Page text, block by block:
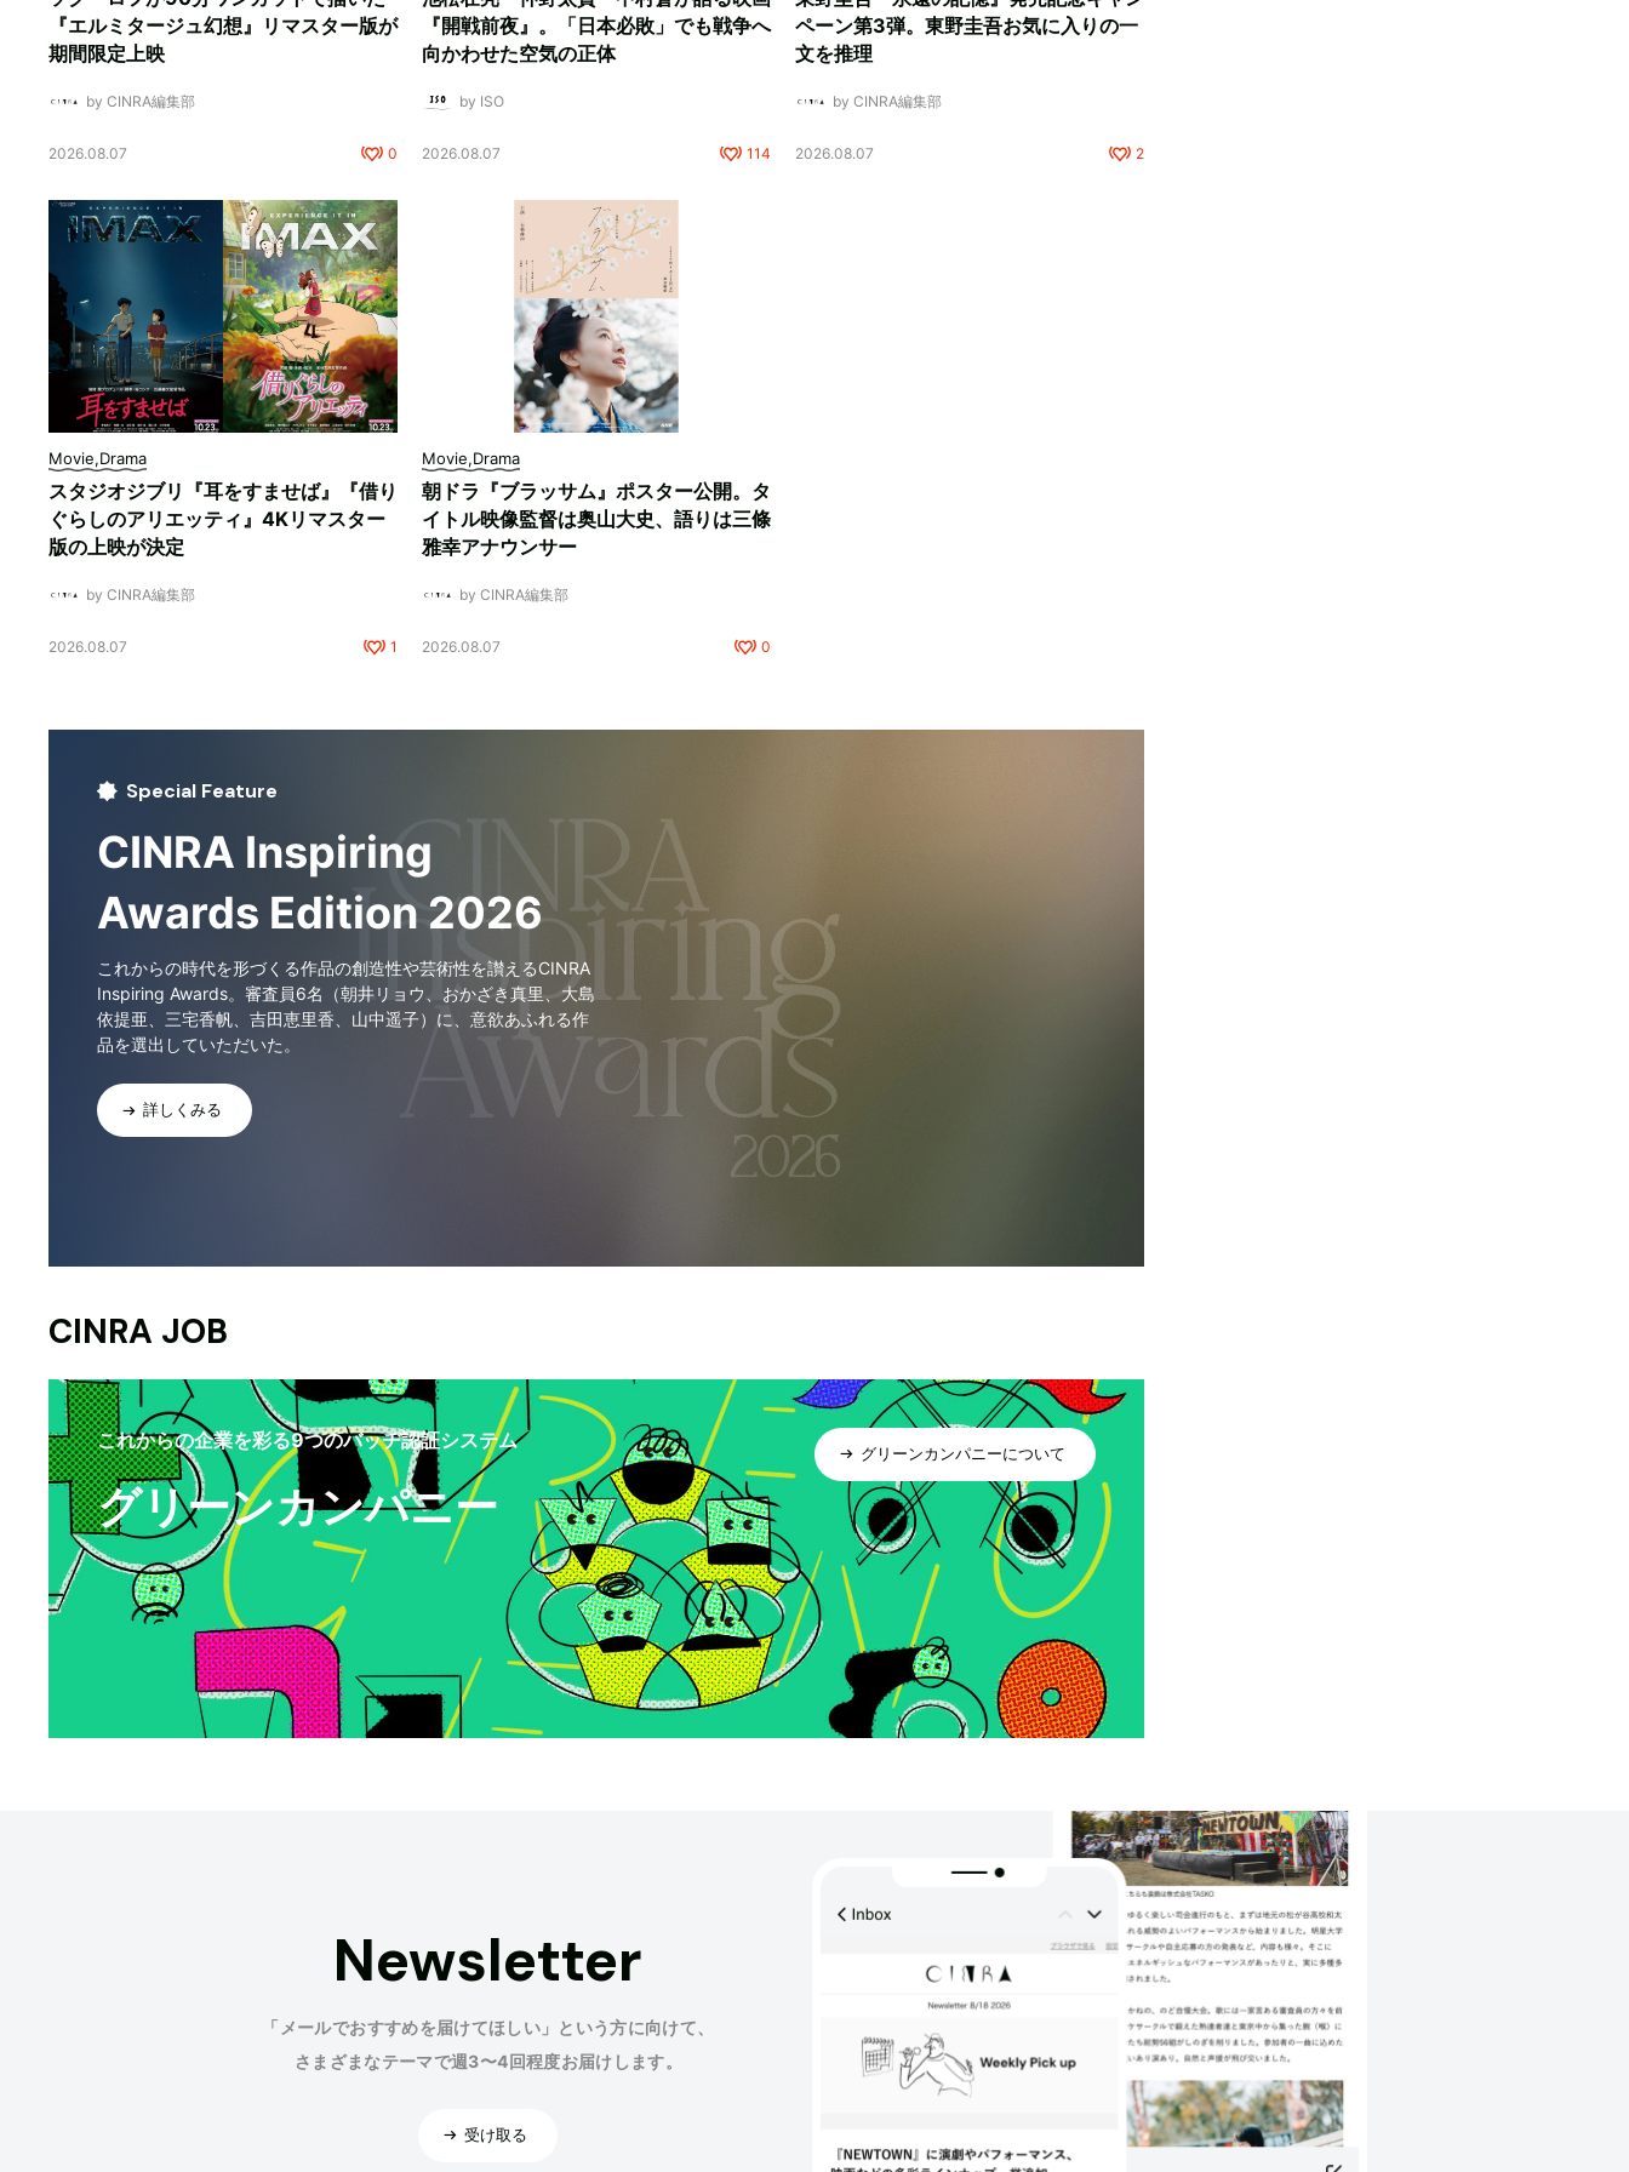
『エルミタージュ幻想』リマスター版が
期間限定上映
by CINRA編集部
2026.08.07 0
『開戦前夜』。「日本必敗」でも戦争へ
向かわせた空気の正体
by ISO
2026.08.07 114
ペーン第3弾。東野圭吾お気に入りの一
文を推理
by CINRA編集部
2026.08.07 2
Movie,Drama
スタジオジブリ『耳をすませば』『借り
ぐらしのアリエッティ』4Kリマスター
版の上映が決定
by CINRA編集部
2026.08.07 1
Movie,Drama
朝ドラ『ブラッサム』ポスター公開。タ
イトル映像監督は奥山大史、語りは三條
雅幸アナウンサー
by CINRA編集部
2026.08.07 0
Special Feature
CINRA Inspiring
Awards Edition 2026
これからの時代を形づくる作品の創造性や芸術性を讃えるCINRA
Inspiring Awards。審査員6名（朝井リョウ、おかざき真里、大島
依提亜、三宅香帆、吉田恵里香、山中遥子）に、意欲あふれる作
品を選出していただいた。
詳しくみる
CINRA JOB
これからの企業を彩る9つのバッヂ認証システム
グリーンカンパニー
グリーンカンパニーについて
Newsletter
「メールでおすすめを届けてほしい」という方に向けて、
さまざまなテーマで週3〜4回程度お届けします。
受け取る